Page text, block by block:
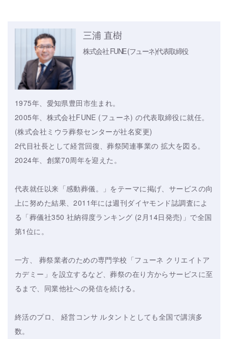
三浦 直樹
株式会社 FUNE (フューネ)代表取締役
1975年、愛知県豊田市生まれ。
2005年、株式会社FUNE (フューネ) の代表取締役に就任。
(株式会社ミウラ葬祭センターが社名変更)
2代目社長として経営回復、葬祭関連事業の 拡大を図る。
2024年、創業70周年を迎えた。
代表就任以来「感動葬儀。」をテーマに掲げ、サービスの向
上に努めた結果、2011年には週刊ダイヤモンド誌調査によ
る「葬儀社350 社納得度ランキング (2月14日発売)」で全国
第1位に。
一方、 葬祭業者のための専門学校「フューネ クリエイトア
カデミー」を設立するなど、葬祭の在り方からサービスに至
るまで、同業他社への発信を続ける。
終活のプロ、 経営コンサ ルタントとしても全国で講演多
数。